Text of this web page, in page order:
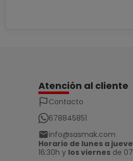
Atención al cliente
Contacto
678845851
info@sasmak.com
Horario de lunes a
16:30h y los viernes de